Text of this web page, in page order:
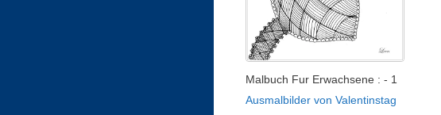
Malbuch Fur Erwachsene : - 1
Ausmalbilder von Valentinstag